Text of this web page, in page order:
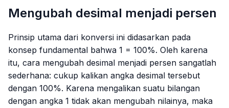
Mengubah desimal menjadi persen
Prinsip utama dari konversi ini didasarkan pada
konsep fundamental bahwa 1 = 100%. Oleh karena
itu, cara mengubah desimal menjadi persen sangatlah
sederhana: cukup kalikan angka desimal tersebut
dengan 100%. Karena mengalikan suatu bilangan
dengan angka 1 tidak akan mengubah nilainya, maka